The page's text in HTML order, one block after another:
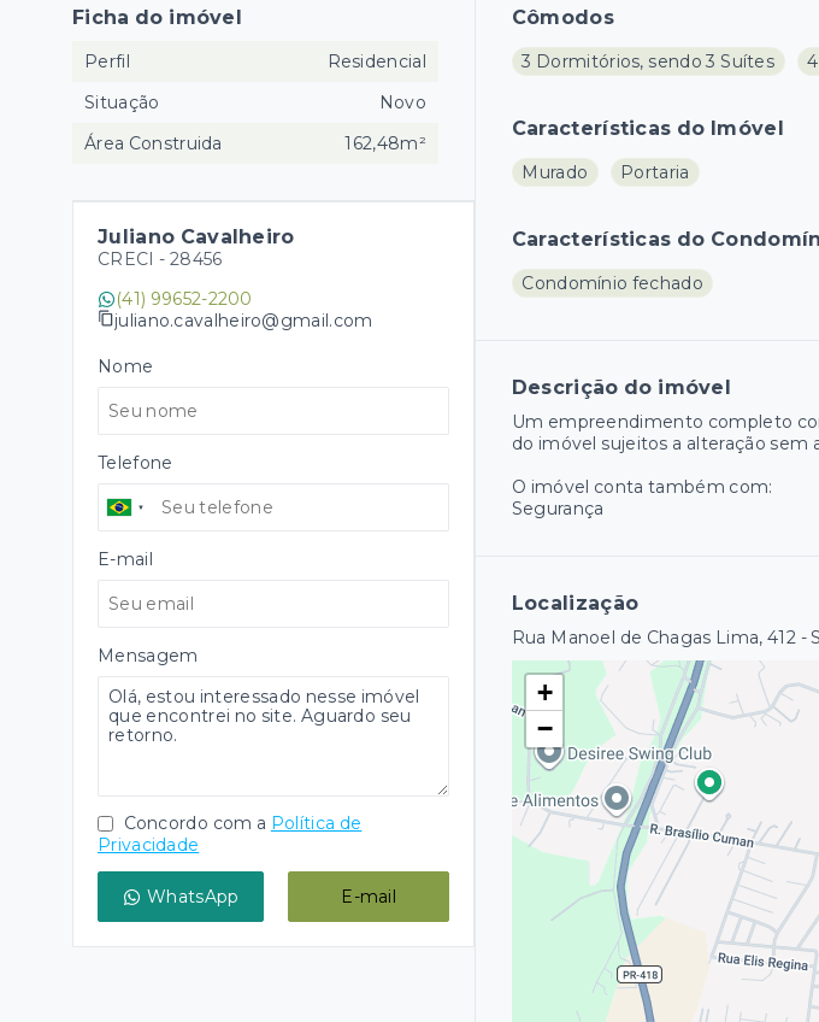
Cômodos
3 Dormitórios, sendo 3 Suítes
Características do Imóvel
Murado Portaria
Características do
Condomínio fechado
Descrição do imóvel
Um empreendimento completo
do imóvel sujeitos a alteração sem
O imóvel conta também com:
Segurança
Localização
Rua Manoel de Chagas Lima, 412 -
+
−
Ficha do imóvel
Perfil
Residencial
Situação
Novo
Área Construida
162,48m²
Juliano Cavalheiro
CRECI - 28456
(41) 99652-2200
juliano.cavalheiro@gmail.com
Nome
Telefone
E-mail
Mensagem
Concordo com a Política de
Privacidade
WhatsApp E-mail